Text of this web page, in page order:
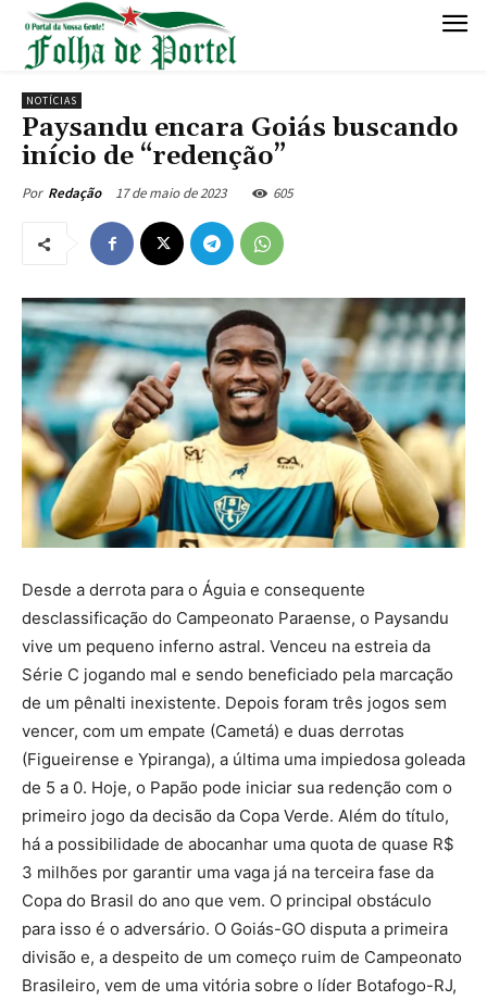
NOTÍCIAS
Paysandu encara Goiás buscando
início de “redenção”
Por Redação 17 de maio de 2023 605
Desde a derrota para o Águia e consequente
desclassificação do Campeonato Paraense, o Paysandu
vive um pequeno inferno astral. Venceu na estreia da
Série C jogando mal e sendo beneficiado pela marcação
de um pênalti inexistente. Depois foram três jogos sem
vencer, com um empate (Cametá) e duas derrotas
(Figueirense e Ypiranga), a última uma impiedosa goleada
de 5 a 0. Hoje, o Papão pode iniciar sua redenção com o
primeiro jogo da decisão da Copa Verde. Além do título,
há a possibilidade de abocanhar uma quota de quase R$
3 milhões por garantir uma vaga já na terceira fase da
Copa do Brasil do ano que vem. O principal obstáculo
para isso é o adversário. O Goiás-GO disputa a primeira
divisão e, a despeito de um começo ruim de Campeonato
Brasileiro, vem de uma vitória sobre o líder Botafogo-RJ,